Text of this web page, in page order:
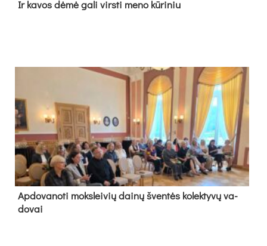
Ir ka­vos dė­mė ga­li virs­ti me­no kū­ri­niu
Ap­do­va­no­ti moks­lei­vių dai­nų šven­tės ko­lek­ty­vų va­
do­vai